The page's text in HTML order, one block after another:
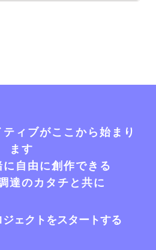
ィブがここから始まり
ます
自由に創作できる
達のカタチと共に
ェクトをスタートする